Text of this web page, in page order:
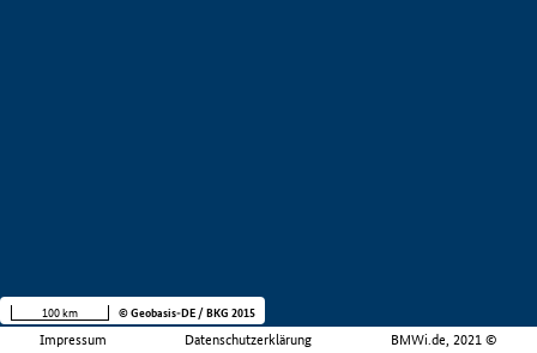
Impressum Datenschutzerklärung BMWi.de, 2021 ©
100 km © Geobasis-DE / BKG 2015